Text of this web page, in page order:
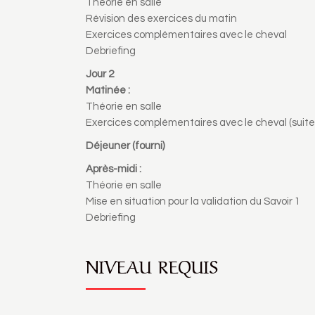
Théorie en salle
Révision des exercices du matin
Exercices complémentaires avec le cheval
Debriefing
Jour 2
Matinée :
Théorie en salle
Exercices complémentaires avec le cheval
Déjeuner (fourni)
Après-midi :
Théorie en salle
Mise en situation pour la validation du Savoir 1
Debriefing
NIVEAU REQUIS